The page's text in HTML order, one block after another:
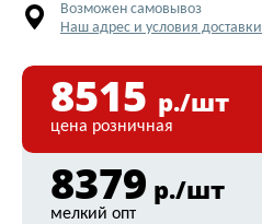
Возможен самовывоз
Наш адрес и условия доставки
8515 р./шт
цена розничная
8379 р./шт
мелкий опт